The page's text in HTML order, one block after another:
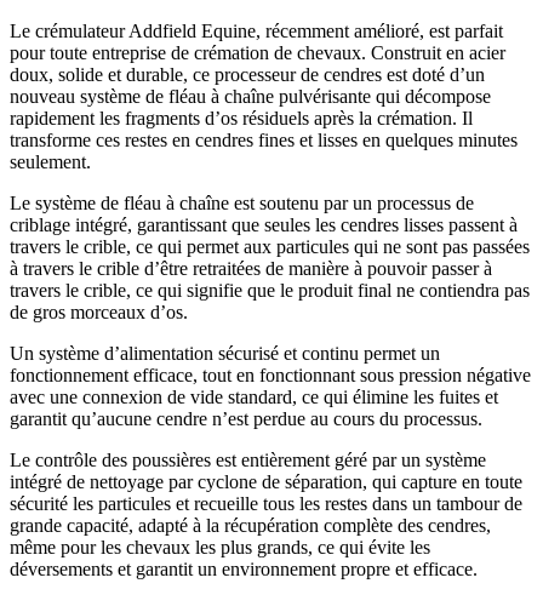
Le crémulateur Addfield Equine, récemment amélioré, est parfait
pour toute entreprise de crémation de chevaux. Construit en acier
doux, solide et durable, ce processeur de cendres est doté d’un
nouveau système de fléau à chaîne pulvérisante qui décompose
rapidement les fragments d’os résiduels après la crémation. Il
transforme ces restes en cendres fines et lisses en quelques minutes
seulement.
Le système de fléau à chaîne est soutenu par un processus de
criblage intégré, garantissant que seules les cendres lisses passent à
travers le crible, ce qui permet aux particules qui ne sont pas passées
à travers le crible d’être retraitées de manière à pouvoir passer à
travers le crible, ce qui signifie que le produit final ne contiendra pas
de gros morceaux d’os.
Un système d’alimentation sécurisé et continu permet un
fonctionnement efficace, tout en fonctionnant sous pression négative
avec une connexion de vide standard, ce qui élimine les fuites et
garantit qu’aucune cendre n’est perdue au cours du processus.
Le contrôle des poussières est entièrement géré par un système
intégré de nettoyage par cyclone de séparation, qui capture en toute
sécurité les particules et recueille tous les restes dans un tambour de
grande capacité, adapté à la récupération complète des cendres,
même pour les chevaux les plus grands, ce qui évite les
déversements et garantit un environnement propre et efficace.